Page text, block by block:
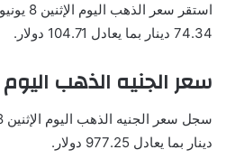
74.34 دينار بما يعادل 104.71 دولار.
سعر الجنيه الذهب اليوم
دينار بما يعادل 977.25 دولار.